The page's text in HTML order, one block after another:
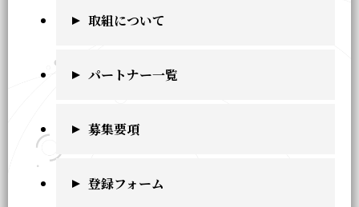
取組について
パートナー一覧
募集要項
登録フォーム